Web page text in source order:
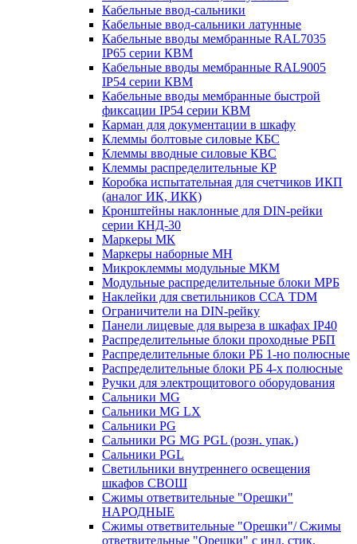
Кабельные ввод-сальники
Кабельные ввод-сальники латунные
Кабельные вводы мембранные RAL7035
IP65 серии КВМ
Кабельные вводы мембранные RAL9005
IP54 серии КВМ
Кабельные вводы мембранные быстрой
фиксации IP54 серии КВМ
Карман для документации в шкафу
Клеммы болтовые силовые КБС
Клеммы вводные силовые КВС
Клеммы распределительные КР
Коробка испытательная для счетчиков ИКП
(аналог ИК, ИКК)
Кронштейны наклонные для DIN-рейки
серии КНД-30
Маркеры МК
Маркеры наборные МН
Микроклеммы модульные МКМ
Модульные распределительные блоки МРБ
Наклейки для светильников ССА TDM
Ограничители на DIN-рейку
Панели лицевые для выреза в шкафах IP40
Распределительные блоки проходные РБП
Распределительные блоки РБ 1-но полюсные
Распределительные блоки РБ 4-х полюсные
Ручки для электрощитового оборудования
Сальники MG
Сальники MG LX
Сальники PG
Сальники PG MG PGL (розн. упак.)
Сальники PGL
Светильники внутреннего освещения
шкафов СВОШ
Сжимы ответвительные "Орешки"
НАРОДНЫЕ
Сжимы ответвительные "Орешки"/ Сжимы
ответвительные "Орешки" с инд. стик.